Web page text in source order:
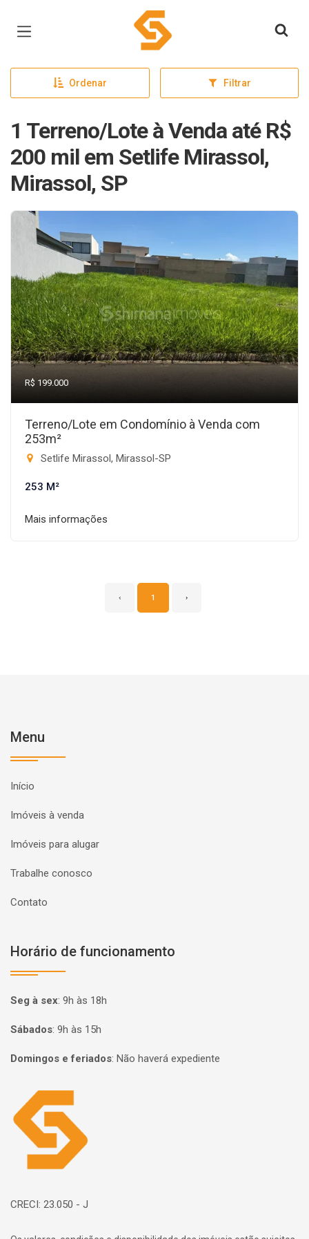
Página inicial
Ordenar Filtrar
1 Terreno/Lote à Venda até R$
200 mil em Setlife Mirassol,
Mirassol, SP
R$ 199.000
Terreno/Lote em Condomínio à Venda com
253m²
Setlife Mirassol, Mirassol-SP
253 M²
Mais informações
‹ 1 ›
Menu
Início
Imóveis à venda
Imóveis para alugar
Trabalhe conosco
Contato
Horário de funcionamento
Seg à sex: 9h às 18h
Sábados: 9h às 15h
Domingos e feriados: Não haverá expediente
Página inicial
CRECI: 23.050 - J